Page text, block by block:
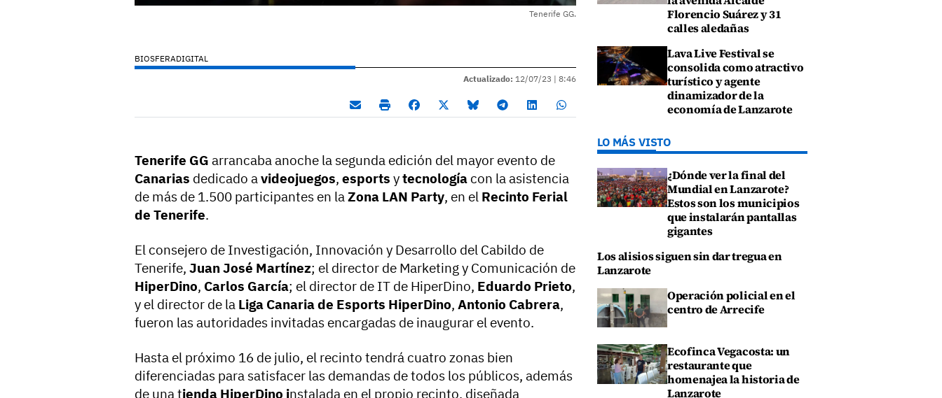
Tenerife GG.
BIOSFERADIGITAL
Actualizado: 12/07/23 | 8:46
Tenerife GG arrancaba anoche la segunda edición del mayor evento de
Canarias dedicado avideojuegos, esports ytecnología con la asistencia
de más de 1.500 participantes en laZona LAN Party, en el Recinto Ferial
de Tenerife.
El consejero de Investigación, Innovación y Desarrollo del Cabildo de
Tenerife, Juan José Martínez; el director de Marketing y Comunicación de
HiperDino, Carlos García; el director de IT de HiperDino, Eduardo Prieto,
y el director de la Liga Canaria de Esports HiperDino, Antonio Cabrera,
fueron las autoridades invitadas encargadas de inaugurar el evento.
Hasta el próximo 16 de julio, el recinto tendrá cuatro zonas bien
diferenciadas para satisfacer las demandas de todos los públicos, además
de una tienda HiperDino instalada en el propio recinto, diseñada
Florencio Suárez y 31
calles aledañas
Lava Live Festival se
consolida como atractivo
turístico y agente
dinamizador de la
economía de Lanzarote
LO MÁS VISTO
¿Dónde ver la final del
Mundial en Lanzarote?
Estos son los municipios
que instalarán pantallas
gigantes
Los alisios siguen sin dar tregua en
Lanzarote
Operación policial en el
centro de Arrecife
Ecofinca Vegacosta: un
restaurante que
homenajea la historia de
Lanzarote